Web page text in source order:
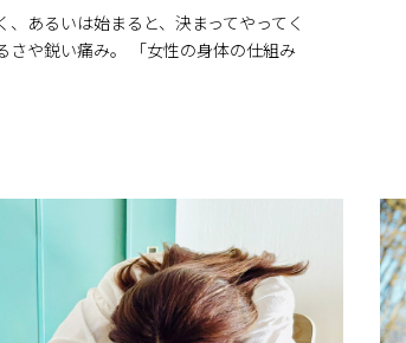
、あるいは始まると、決まってやってく
さや鋭い痛み。 「女性の身体の仕組み